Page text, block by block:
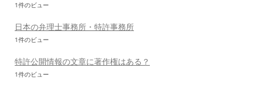
1件のビュー
日本の弁理士事務所・特許事務所
1件のビュー
特許公開情報の文章に著作権はある？
1件のビュー